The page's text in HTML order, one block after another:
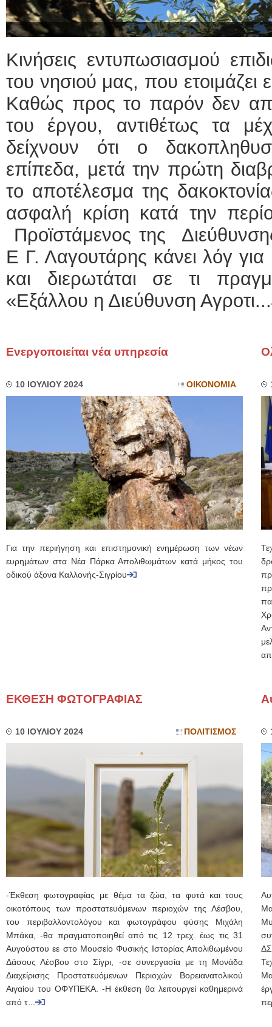
Κινήσεις εντυπωσιασμού
του νησιού μας, που ετοιμάζει
Καθώς προς το παρόν δεν
του έργου, αντιθέτως τα
δείχνουν ότι ο
επίπεδα, μετά την πρώτη
το αποτέλεσμα της
ασφαλή κρίση κατά την
Προϊστάμενος της
Ε Γ. Λαγουτάρης κάνει λόγ
και διερωτάται σε τι
«Εξάλλου η Διεύθυνση Αγροτι...
Ενεργοποιείται νέα υπηρεσία
10 ΙΟΥΛΙΟΥ 2024 ΟΙΚΟΝΟΜΙΑ
Για την περιήγηση και επιστημονική ενημέρωση των νέων
ευρημάτων στα Νέα Πάρκα Απολιθωμάτων κατά μήκος του
οδικού άξονα Καλλονής-Σιγρίου
ΕΚΘΕΣΗ ΦΩΤΟΓΡΑΦΙΑΣ
10 ΙΟΥΛΙΟΥ 2024 ΠΟΛΙΤΙΣΜΟΣ
-Έκθεση φωτογραφίας με θέμα τα ζώα, τα φυτά και τους
οικοτόπους των προστατευόμενων περιοχών της Λέσβου,
του περιβαλλοντολόγου και φωτογράφου φύσης Μιχάλη
Μπάκα, -θα πραγματοποιηθεί από τις 12 τρεχ. έως τις 31
Αυγούστου εε στο Μουσείο Φυσικής Ιστορίας Απολιθωμένου
Δάσους Λέσβου στο Σίγρι, -σε συνεργασία με τη Μονάδα
Διαχείρισης Προστατευόμενων Περιοχών Βορειανατολικού
Αιγαίου του ΟΦΥΠΕΚΑ. -Η έκθεση θα λειτουργεί καθημερινά
από τ...